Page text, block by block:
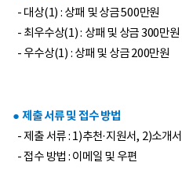
- 대상(1) : 상패 및 상금 500만원
- 최우수상(1) : 상패 및 상금 300만원
- 우수상(1) : 상패 및 상금 200만원
● 제출 서류 및 접수 방법
- 제출 서류 : 1)추천·지원서, 2)소개
- 접수 방법 : 이메일 및 우편